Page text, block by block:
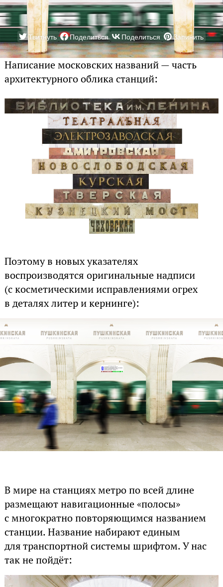
Твитнуть Поделиться Поделиться Запинить
Написание московских названий — часть
архитектурного облика станций:
Поэтому в новых указателях
воспроизводятся оригинальные надписи
(с косметическими исправлениями огрех
в деталях литер и кернинге):
В мире на станциях метро по всей длине
размещают навигационные «полосы»
с многократно повторяющимся названием
станции. Название набирают единым
для транспортной системы шрифтом. У нас
так не пойдёт: